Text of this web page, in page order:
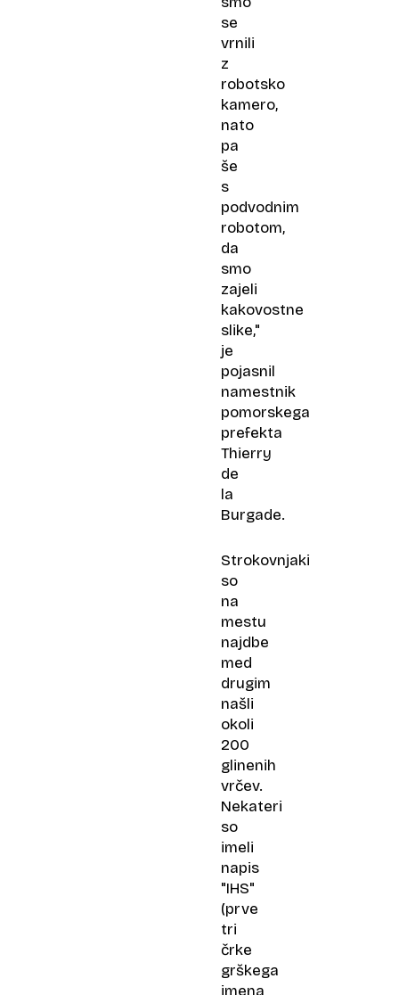
se
vrnili
z
robotsko
kamero,
nato
pa
še
s
podvodnim
robotom,
da
smo
zajeli
kakovostne
slike,"
je
pojasnil
namestnik
pomorskega
prefekta
Thierry
de
la
Burgade.
Strokovnjaki
so
na
mestu
najdbe
med
drugim
našli
okoli
200
glinenih
vrčev.
Nekateri
so
imeli
napis
"IHS"
(prve
tri
črke
grškega
imena